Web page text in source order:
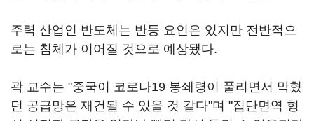
주력 산업인 반도체는 반등 요인은 있지만 전반적으
로는 침체가 이어질 것으로 예상됐다.
곽 교수는 "중국이 코로나19 봉쇄령이 풀리면서 막혔
던 공급망은 재건될 수 있을 것 같다"며 "집단면역 형